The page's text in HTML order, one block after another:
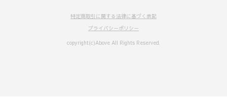
特定商取引に関する法律に基づく表記
プライバシーポリシー
copyright(c)Above All Rights Reserved.